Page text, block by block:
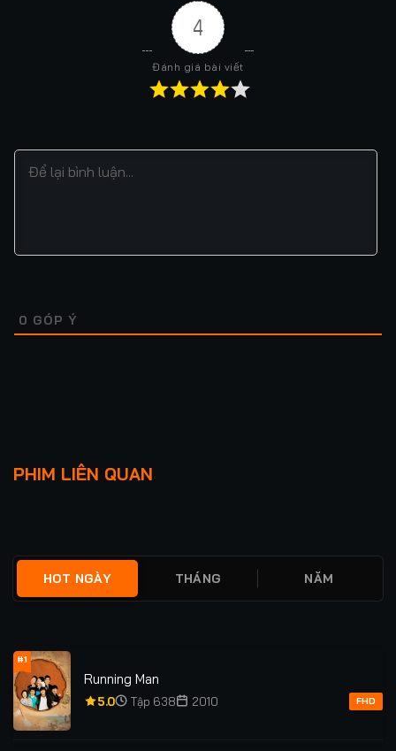
4
Đánh giá bài viết
0 GÓP Ý
PHIM LIÊN QUAN
SỤP ĐỔ PHẦN 1
HOT NGÀY THÁNG NĂM
#1
Running Man
5.0 Tập 638 2010 FHD